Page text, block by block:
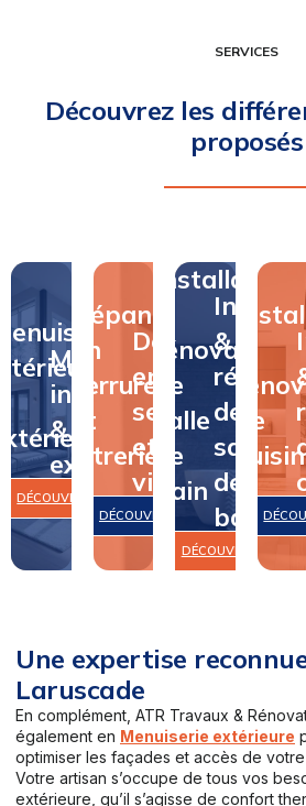
SERVICES
Découvrez les
proposés
Menuiserie
intérieure
&
extérieure
DÉCOUVRIR
Dépannage
en
serrurerie
et
vitrerie
Dépannage
en
serrurerie
et
vitrerie
DÉCOUVRIR
&
de
salle
de
bain
Installation
rénovation
de
salle
de
bain
DÉCOUVRIR
de
Une expertise
Laruscade
En complément, ATR Travaux &
également en Menuiserie extérieure
optimiser les façades et accès de
Votre artisan s’occupe de tous vos
extérieure, qu’il s’agisse de confort